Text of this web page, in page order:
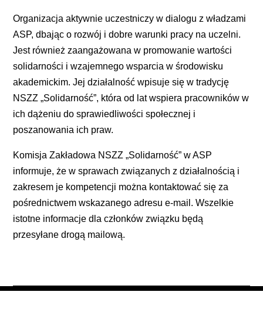
Organizacja aktywnie uczestniczy w dialogu z władzami
ASP, dbając o rozwój i dobre warunki pracy na uczelni.
Jest również zaangażowana w promowanie wartości
solidarności i wzajemnego wsparcia w środowisku
akademickim. Jej działalność wpisuje się w tradycję
NSZZ „Solidarność”, która od lat wspiera pracowników w
ich dążeniu do sprawiedliwości społecznej i
poszanowania ich praw.
Komisja Zakładowa NSZZ „Solidarność” w ASP
informuje, że w sprawach związanych z działalnością i
zakresem je kompetencji można kontaktować się za
pośrednictwem wskazanego adresu e-mail. Wszelkie
istotne informacje dla członków związku będą
przesyłane drogą mailową.